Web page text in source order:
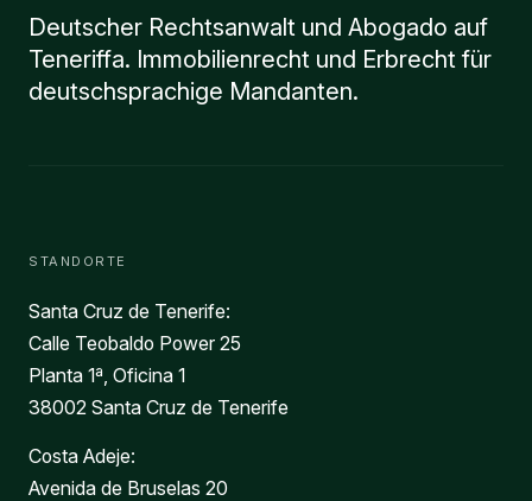
Deutscher Rechtsanwalt und Abogado auf
Teneriffa. Immobilienrecht und Erbrecht für
deutschsprachige Mandanten.
STANDORTE
Santa Cruz de Tenerife:
Calle Teobaldo Power 25
Planta 1ª, Oficina 1
38002 Santa Cruz de Tenerife
Costa Adeje:
Avenida de Bruselas 20